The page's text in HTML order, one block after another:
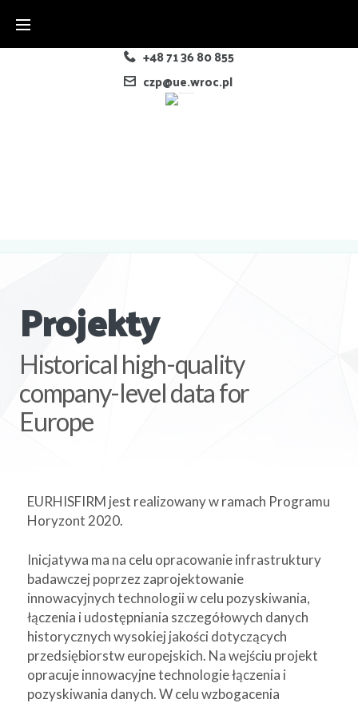
+48 71 36 80 855
czp@ue.wroc.pl
Projekty
Historical high-quality
company-level data for
Europe
EURHISFIRM jest realizowany w ramach Programu
Horyzont 2020.
Inicjatywa ma na celu opracowanie infrastruktury
badawczej poprzez zaprojektowanie
innowacyjnych technologii w celu pozyskiwania,
łączenia i udostępniania szczegółowych danych
historycznych wysokiej jakości dotyczących
przedsiębiorstw europejskich. Na wejściu projekt
opracuje innowacyjne technologie łączenia i
pozyskiwania danych. W celu wzbogacenia